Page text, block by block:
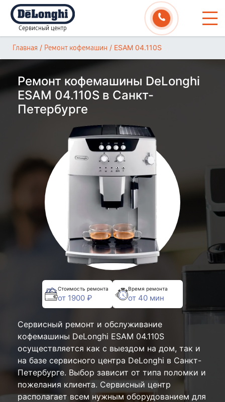
Сервисный центр
Главная / Ремонт кофемашин / ESAM 04.110S
Ремонт кофемашины DeLonghi
ESAM 04.110S в Санкт-
Петербурге
Стоимость ремонта
от 1900 ₽
Время ремонта
от 40 мин
Сервисный ремонт и обслуживание
кофемашины DeLonghi ESAM 04.110S
осуществляется как с выездом на дом, так и
на базе сервисного центра DeLonghi в Санкт-
Петербурге. Выбор зависит от типа поломки и
пожелания клиента. Сервисный центр
располагает всем нужным оборудованием для